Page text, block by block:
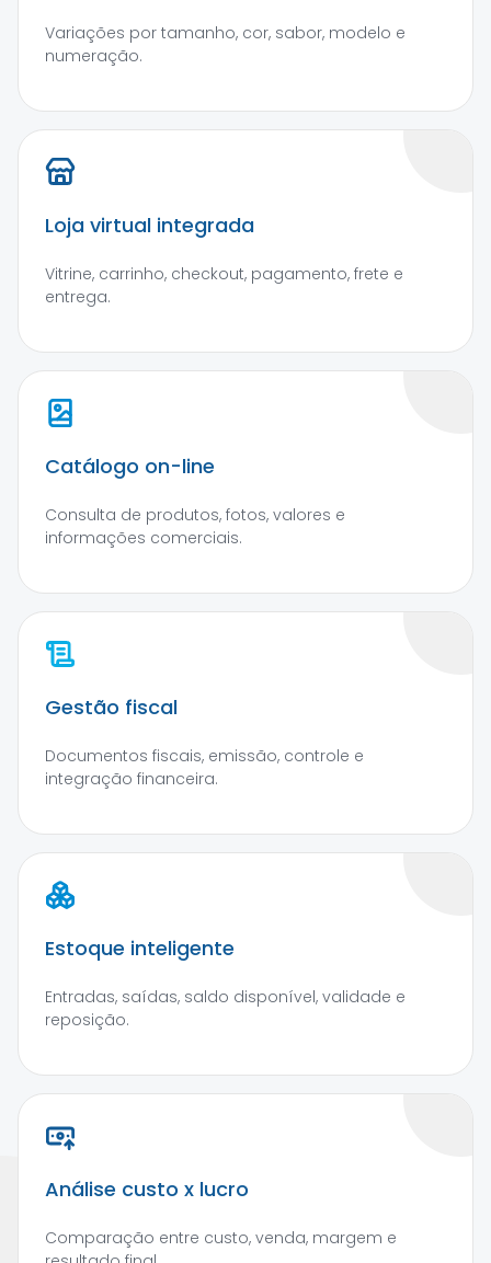
Variações por tamanho, cor, sabor, modelo e
numeração.
Loja virtual integrada
Vitrine, carrinho, checkout, pagamento, frete e
entrega.
Catálogo on-line
Consulta de produtos, fotos, valores e
informações comerciais.
Gestão fiscal
Documentos fiscais, emissão, controle e
integração financeira.
Estoque inteligente
Entradas, saídas, saldo disponível, validade e
reposição.
Análise custo x lucro
Comparação entre custo, venda, margem e